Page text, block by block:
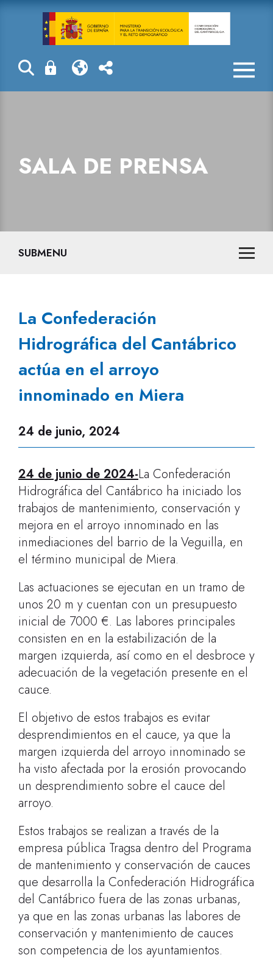
La
SALA DE PRENSA
SUBMENU
La Confederación
Hidrográfica del Cantábrico
actúa en el arroyo
innominado en Miera
24 de junio, 2024
24 de junio de 2024-La Confederación
Hidrográfica del Cantábrico ha iniciado los
trabajos de mantenimiento, conservación y
mejora en el arroyo innominado en las
inmediaciones del barrio de la Veguilla, en
el término municipal de Miera.
Las actuaciones se ejecutan en un tramo de
unos 20 m y cuentan con un presupuesto
inicial de 7000 €. Las labores principales
consisten en en la estabilización de la
margen izquierda, así como en el desbroce y
adecuación de la vegetación presente en el
cauce.
El objetivo de estos trabajos es evitar
desprendimientos en el cauce, ya que la
margen izquierda del arroyo innominado se
ha visto afectada por la erosión provocando
un desprendimiento sobre el cauce del
arroyo.
Estos trabajos se realizan a través de la
empresa pública Tragsa dentro del Programa
de mantenimiento y conservación de cauces
que desarrolla la Confederación Hidrográfica
del Cantábrico fuera de las zonas urbanas,
ya que en las zonas urbanas las labores de
conservación y mantenimiento de cauces
son competencia de los ayuntamientos.